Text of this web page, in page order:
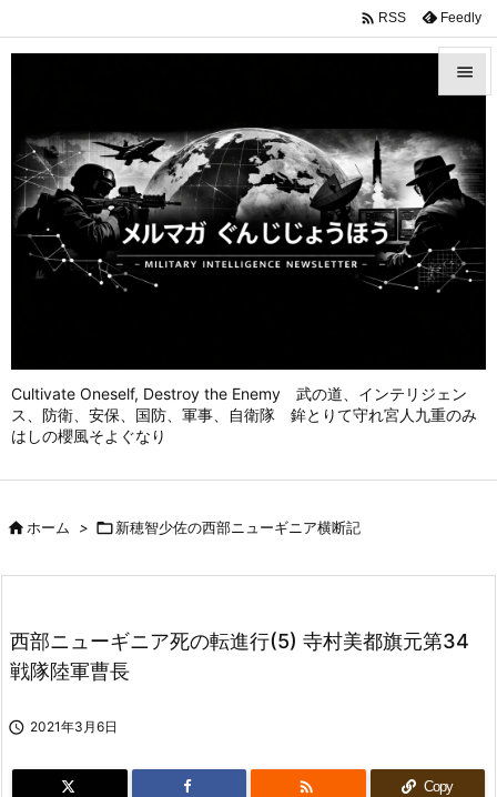
Cultivate Oneself, Destroy the Enemy 武の道、インテリジェン
ス、防衛、安保、国防、軍事、自衛隊 鉾とりて守れ宮人九重のみ
はしの櫻風そよぐなり

メニュ

前へ
次へ

 RSS Feedly
ホーム > 新穂智少佐の西部ニューギニア横断記
西部ニューギニア死の転進行(5) 寺村美都旗元第34
戦隊陸軍曹長
 2021年3月6日
 Copy